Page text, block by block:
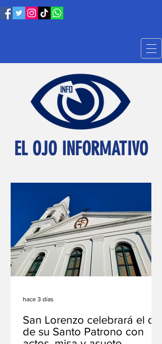
EL OJO INFORMATIVO
San Lorenzo celebrará el día
de su Santo Patrono con
hace 3 días